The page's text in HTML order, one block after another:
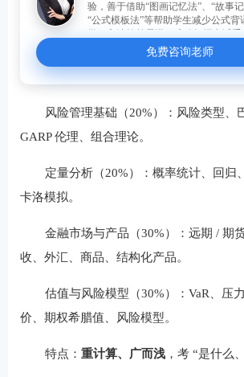
验，善于借助“图画记忆法”、“故事记
“公式模板法”等帮助学生减少公式背
免费咨询老师
风险管理基础（20%）：风险类型、
GARP 伦理、组合理论。
定量分析（20%）：概率统计、回归
卡洛模拟。
金融市场与产品（30%）：远期 / 期
收、外汇、商品、结构化产品。
估值与风险模型（30%）：VaR、压
价、期权希腊值、风险模型。
特点： 重计算、广而浅，考 “是什么